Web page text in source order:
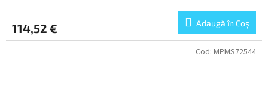
114,52 € Adaugă în Coş
Cod: MPMS72544